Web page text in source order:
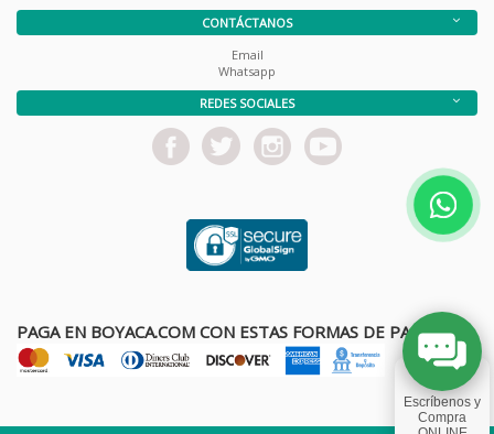
CONTÁCTANOS
Email
Whatsapp
REDES SOCIALES
PAGA EN BOYACA.COM CON ESTAS FORMAS DE PAGO